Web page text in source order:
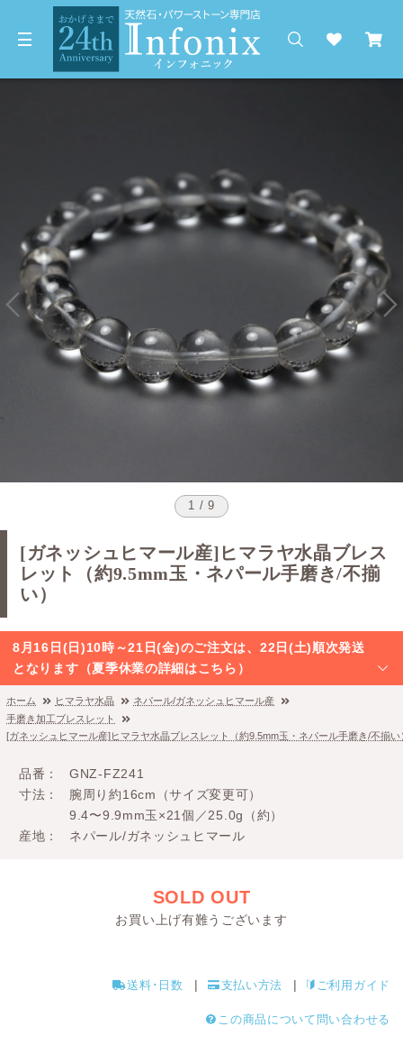
1 / 9
[ガネッシュヒマール産]ヒマラヤ水晶ブレス
レット（約9.5mm玉・ネパール手磨き/不揃
い）
8月16日(日)10時～21日(金)のご注文は、22日(土)順次発送
となります（夏季休業の詳細はこちら）
ホーム ヒマラヤ水晶
ネパール/ガネッシュヒマール産
手磨き加工ブレスレット
[ガネッシュヒマール産]ヒマラヤ水晶ブレスレット（約9.5mm玉・ネパール手磨き/不揃い
品番
GNZ-FZ241
寸法
腕周り約16cm（サイズ変更可）
9.4〜9.9mm玉×21個／25.0g（約）
産地
ネパール/ガネッシュヒマール
SOLD OUT
お買い上げ有難うございます
送料･日数 支払い方法 ご利用ガイド
この商品について問い合わせる